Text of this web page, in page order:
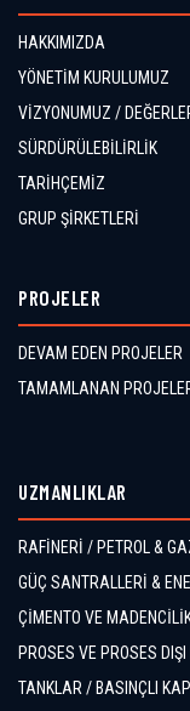
HAKKIMIZDA
YÖNETİM KURULUMUZ
VİZYONUMUZ /
SÜRDÜRÜLEBİLİRLİK
TARİHÇEMİZ
GRUP ŞİRKETLERİ
PROJELER
DEVAM EDEN PROJELER
TAMAMLANAN
UZMANLIKLAR
RAFİNERİ / PETROL &
GÜÇ SANTRALLERİ &
ÇİMENTO VE
PROSES VE PROSES
TANKLAR / BASINÇLI